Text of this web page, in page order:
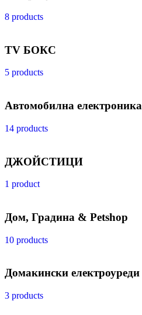
8 products
TV БОКС
5 products
Автомобилна електроника
14 products
ДЖОЙСТИЦИ
1 product
Дом, Градина & Petshop
10 products
Домакински електроуреди
3 products